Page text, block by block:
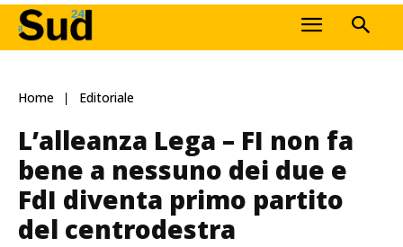
Home Editoriale
L’alleanza Lega – FI non fa
bene a nessuno dei due e
FdI diventa primo partito
del centrodestra